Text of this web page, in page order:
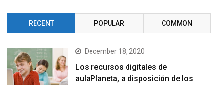
RECENT POPULAR COMMON
December 18, 2020
Los recursos digitales de
aulaPlaneta, a disposición de los